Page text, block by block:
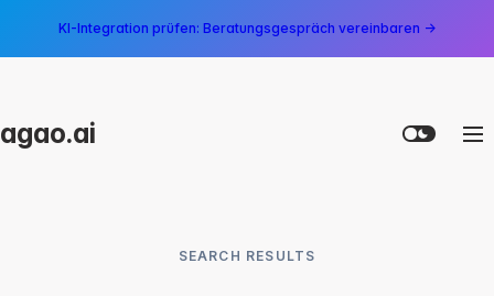
KI-Integration prüfen: Beratungsgespräch vereinbaren →
agao.ai
SEARCH RESULTS